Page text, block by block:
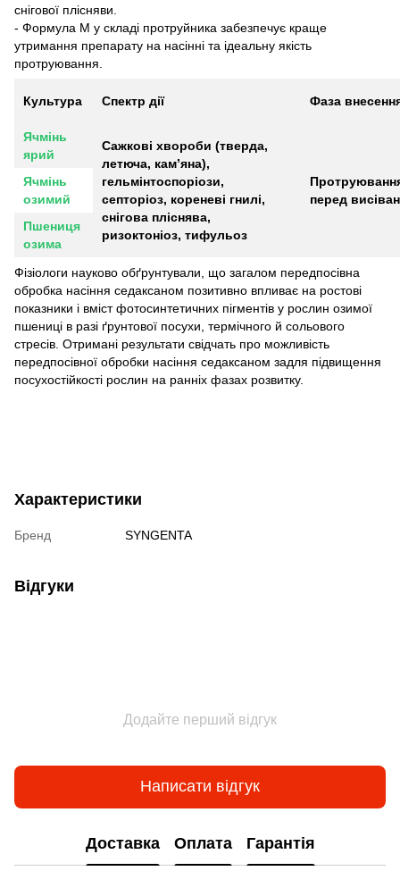
снігової плісняви.
- Формула М у складі протруйника забезпечує краще
утримання препарату на насінні та ідеальну якість
протруювання.
Культура Спектр дії Фаза
Ячмінь
ярий
Сажкові хвороби (тверда,
летюча, кам’яна),
гельмінтоспоріози,
септоріоз, кореневі гнилі,
снігова пліснява,
ризоктоніоз, тифульоз
перед
Ячмінь
озимий
Пшениця
озима
Фізіологи науково обґрунтували, що загалом передпосівна
обробка насіння седаксаном позитивно впливає на ростові
показники і вміст фотосинтетичних пігментів у рослин озимої
пшениці в разі ґрунтової посухи, термічного й сольового
стресів. Отримані результати свідчать про можливість
передпосівної обробки насіння седаксаном задля підвищення
посухостійкості рослин на ранніх фазах розвитку.
Характеристики
Бренд SYNGENTA
Відгуки
Додайте перший відгук
Написати відгук
Доставка Оплата Гарантія